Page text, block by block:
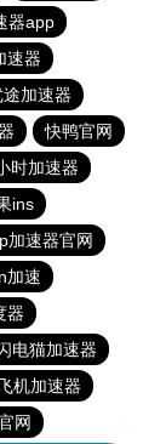
器app
速器
途加速器
快鸭官网
时加速器
ins
加速器官网
加速
器
电猫加速器
机加速器
网